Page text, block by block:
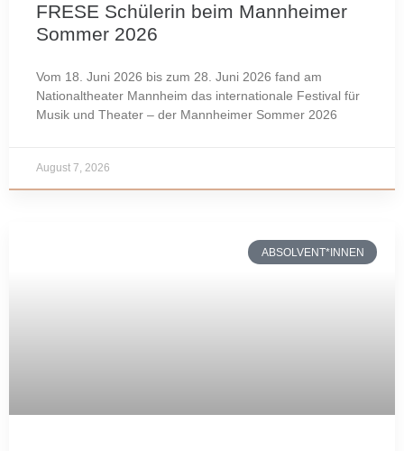
FRESE Schülerin beim Mannheimer
Sommer 2026
Vom 18. Juni 2026 bis zum 28. Juni 2026 fand am
Nationaltheater Mannheim das internationale Festival für
Musik und Theater – der Mannheimer Sommer 2026
August 7, 2026
ABSOLVENT*INNEN